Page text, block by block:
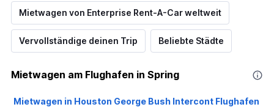
Mietwagen von Enterprise Rent-A-Car weltweit
Vervollständige deinen Trip Beliebte Städte
Mietwagen am Flughafen in Spring
Mietwagen in Houston George Bush Intercont Flughafen